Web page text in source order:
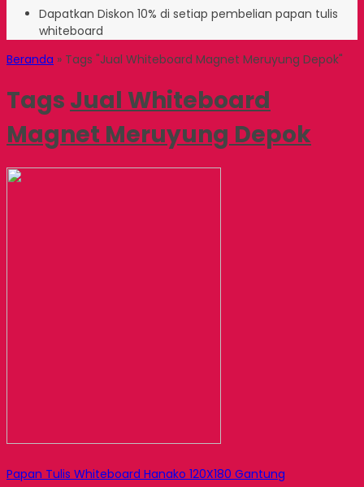
Dapatkan Diskon 10% di setiap pembelian papan tulis
whiteboard
Beranda » Tags "Jual Whiteboard Magnet Meruyung Depok"
Tags Jual Whiteboard
Magnet Meruyung Depok
Papan Tulis Whiteboard Hanako 120X180 Gantung